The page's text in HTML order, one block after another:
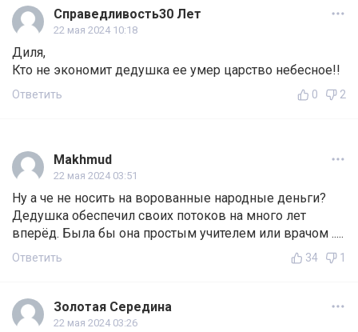
Справедливость30 Лет
22 мая 2024 10:18
Диля,
Кто не экономит дедушка ее умер царство небесное!!
Ответить 0 2
Makhmud
22 мая 2024 03:51
Ну а че не носить на ворованные народные деньги?
Дедушка обеспечил своих потоков на много лет
вперёд. Была бы она простым учителем или врачом .....
Ответить 34 1
Золотая Середина
22 мая 2024 03:26